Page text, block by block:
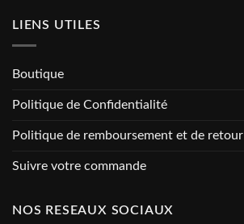
LIENS UTILES
Boutique
Politique de Confidentialité
Politique de remboursement et de retour
Suivre votre commande
NOS RESEAUX SOCIAUX